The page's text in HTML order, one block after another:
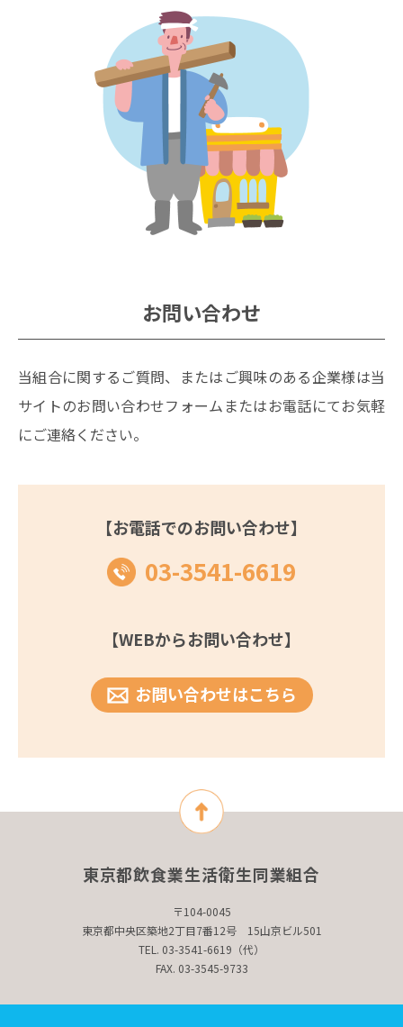
お問い合わせ
当組合に関するご質問、またはご興味のある企業様は当
サイトのお問い合わせフォームまたはお電話にてお気軽
にご連絡ください。
【お電話でのお問い合わせ】
03-3541-6619
【WEBからお問い合わせ】
お問い合わせはこちら
東京都飲食業生活衛生同業組合
〒104-0045
東京都中央区築地2丁目7番12号 15山京ビル501
TEL. 03-3541-6619（代）
FAX. 03-3545-9733